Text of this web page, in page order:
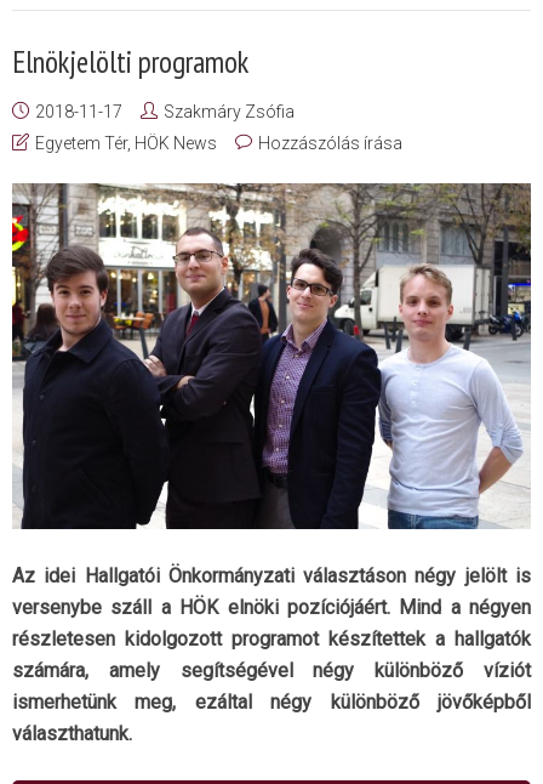
Elnökjelölti programok
2018-11-17
Szakmáry Zsófia
Egyetem Tér, HÖK News Hozzászólás írása
Az idei Hallgatói Önkormányzati választáson négy jelölt is
versenybe száll a HÖK elnöki pozíciójáért. Mind a négyen
részletesen kidolgozott programot készítettek a hallgatók
számára, amely segítségével négy különböző víziót
ismerhetünk meg, ezáltal négy különböző jövőképből
választhatunk.